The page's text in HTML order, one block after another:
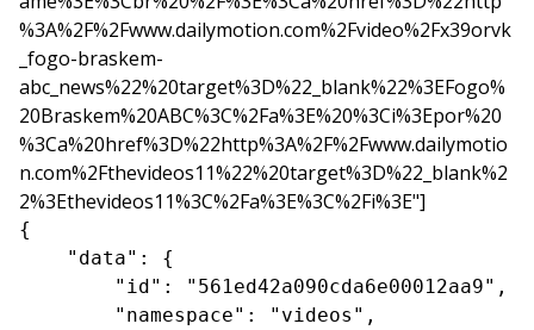
%3A%2F%2Fwww.dailymotion.com%2Fvideo%2Fx39orvk
_fogo-braskem-
abc_news%22%20target%3D%22_blank%22%3EFogo%
20Braskem%20ABC%3C%2Fa%3E%20%3Ci%3Epor%20
%3Ca%20href%3D%22http%3A%2F%2Fwww.dailymotio
n.com%2Fthevideos11%22%20target%3D%22_blank%2
2%3Ethevideos11%3C%2Fa%3E%3C%2Fi%3E"]
{
    "data": {
        "id": "561ed42a090cda6e00012aa9",
        "namespace": "videos",